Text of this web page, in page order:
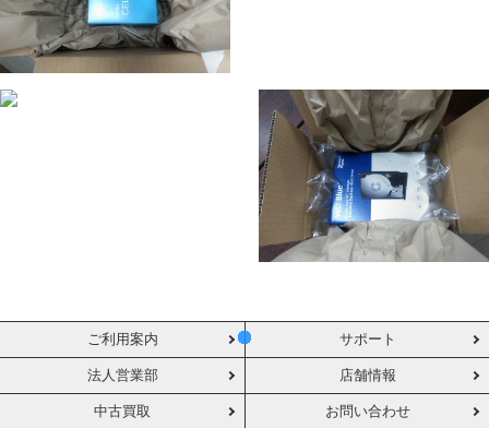
ご利用案内 サポート
法人営業部 店舗情報
中古買取 お問い合わせ